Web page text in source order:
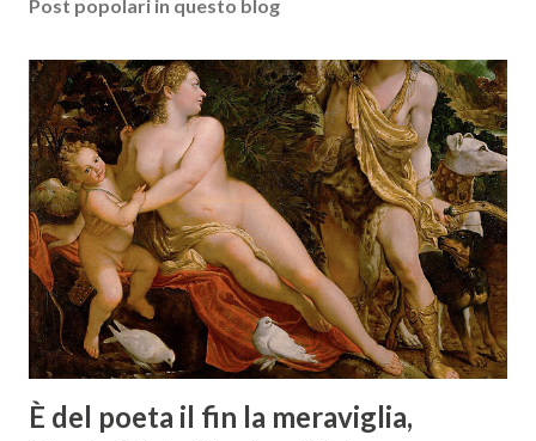
Post popolari in questo blog
È del poeta il fin la meraviglia,